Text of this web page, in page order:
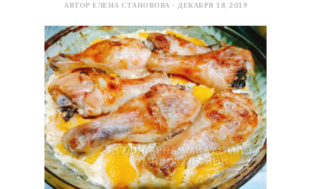
АВТОР ЕЛЕНА СТАНОВОВА - ДЕКАБРЯ 18, 2019